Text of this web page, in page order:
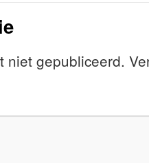
niet gepubliceerd.